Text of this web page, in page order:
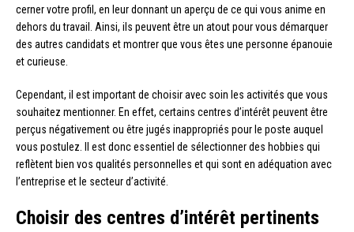
cerner votre profil, en leur donnant un aperçu de ce qui vous anime en
dehors du travail. Ainsi, ils peuvent être un atout pour vous démarquer
des autres candidats et montrer que vous êtes une personne épanouie
et curieuse.
Cependant, il est important de choisir avec soin les activités que vous
souhaitez mentionner. En effet, certains centres d’intérêt peuvent être
perçus négativement ou être jugés inappropriés pour le poste auquel
vous postulez. Il est donc essentiel de sélectionner des hobbies qui
reflètent bien vos qualités personnelles et qui sont en adéquation avec
l’entreprise et le secteur d’activité.
Choisir des centres d’intérêt pertinents